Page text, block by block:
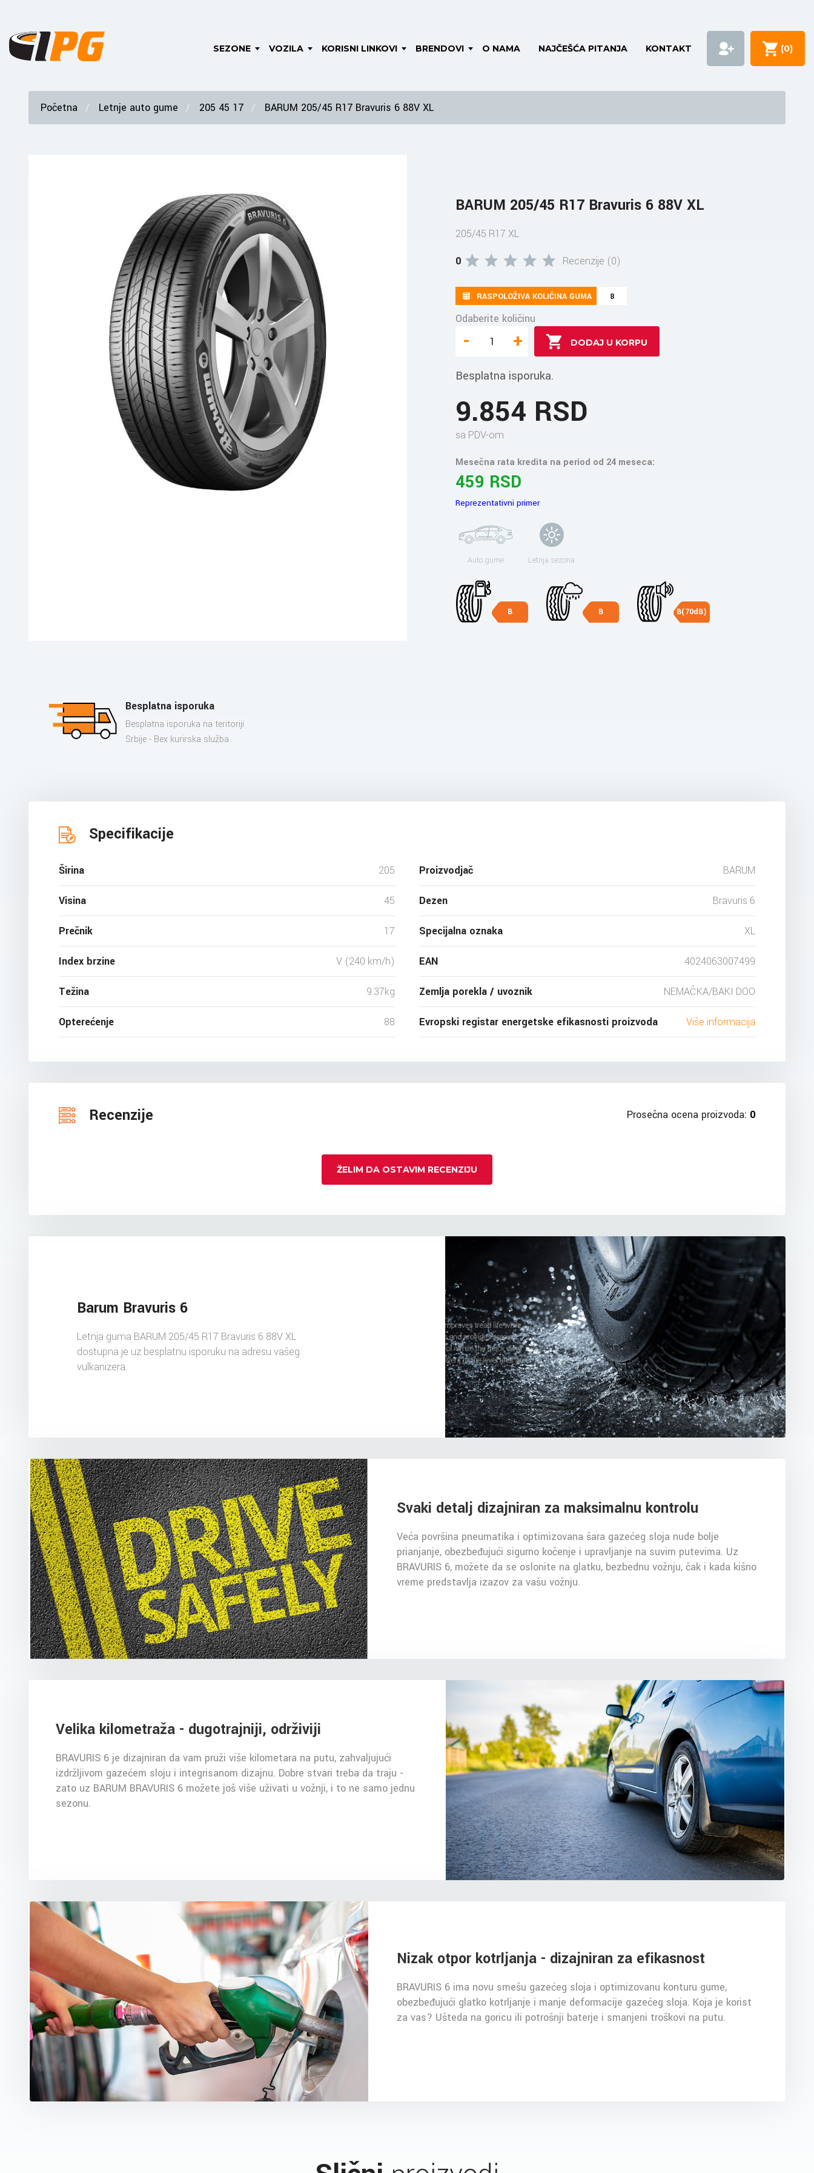
SEZONE VOZILA KORISNI LINKOVI BRENDOVI O NAMA NAJČEŠĆA PITANJA KONTAKT (0)
Početna Letnje auto gume 205 45 17 BARUM 205/45 R17 Bravuris 6 88V XL
BARUM 205/45 R17 Bravuris 6 88V XL
205/45 R17 XL
0
Recenzije (0)
RASPOLOŽIVA KOLIČINA GUMA 8
Odaberite količinu
- +
Besplatna isporuka.
9.854 RSD
sa PDV-om
Mesečna rata kredita na period od 24 meseca:
459 RSD
Reprezentativni primer
Auto gume Letnja sezona
B B B(70dB)
Besplatna isporuka
Besplatna isporuka na teritoriji
Srbije - Bex kurirska služba
Specifikacije
Širina 205
Visina 45
Prečnik 17
Index brzine V (240 km/h)
Težina 9.37kg
Opterećenje 88
Proizvodjač BARUM
Dezen Bravuris 6
Specijalna oznaka XL
EAN 4024063007499
Zemlja porekla / uvoznik NEMAČKA/BAKI DOO
Evropski registar energetske efikasnosti proizvoda Više informacija
Recenzije Prosečna ocena proizvoda: 0
ŽELIM DA OSTAVIM RECENZIJU
Barum Bravuris 6
Letnja guma BARUM 205/45 R17 Bravuris 6 88V XL
dostupna je uz besplatnu isporuku na adresu vašeg
vulkanizera.
Svaki detalj dizajniran za maksimalnu kontrolu
Veća površina pneumatika i optimizovana šara gazećeg sloja nude bolje
prianjanje, obezbeđujući sigurno kočenje i upravljanje na suvim putevima. Uz
BRAVURIS 6, možete da se oslonite na glatku, bezbednu vožnju, čak i kada kišno
vreme predstavlja izazov za vašu vožnju.
Velika kilometraža - dugotrajniji, održiviji
BRAVURIS 6 je dizajniran da vam pruži više kilometara na putu, zahvaljujući
izdržljivom gazećem sloju i integrisanom dizajnu. Dobre stvari treba da traju -
zato uz BARUM BRAVURIS 6 možete još više uživati u vožnji, i to ne samo jednu
sezonu.
Nizak otpor kotrljanja - dizajniran za efikasnost
BRAVURIS 6 ima novu smešu gazećeg sloja i optimizovanu konturu gume,
obezbeđujući glatko kotrljanje i manje deformacije gazećeg sloja. Koja je korist
za vas? Ušteda na goricu ili potrošnji baterje i smanjeni troškovi na putu.